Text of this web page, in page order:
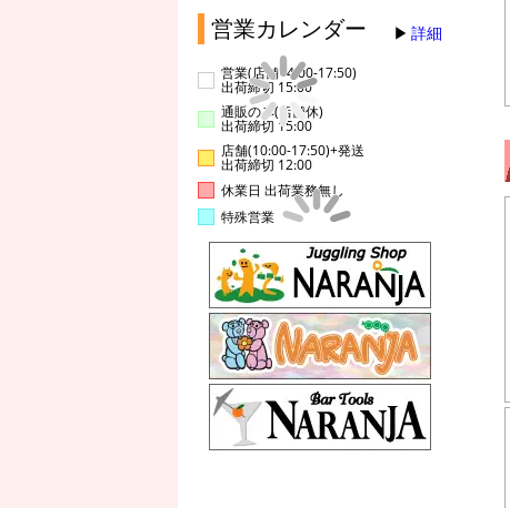
営業カレンダー 詳細
営業(店舗14:00-17:50)
出荷締切 15:00
通販のみ(店舗休)
出荷締切 15:00
店舗(10:00-17:50)+発送
出荷締切 12:00
休業日 出荷業務無し
特殊営業